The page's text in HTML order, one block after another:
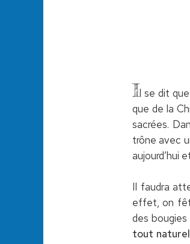
Il se dit
que de la
sacrées.
trône avec
aujourd’hui
Il faudra
effet, on
des
tout